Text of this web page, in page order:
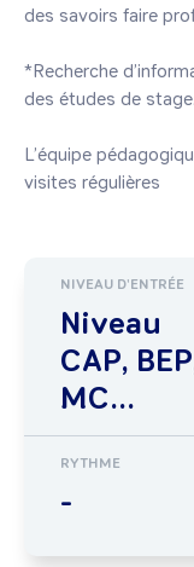
des savoirs faire
*Recherche
des études de stage.
L’équipe
visites régulières
NIVEAU D'ENTRÉE
Niveau
CAP,
MC...
RYTHME
-